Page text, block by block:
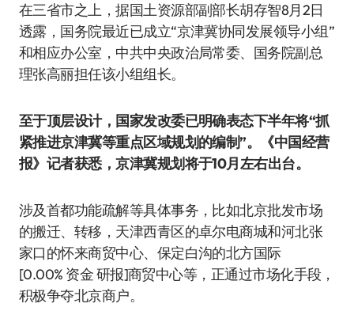
在三省市之上，据国土资源部副部长胡存智8月2日
透露，国务院最近已成立“京津冀协同发展领导小组”
和相应办公室，中共中央政治局常委、国务院副总
理张高丽担任该小组组长。
至于顶层设计，国家发改委已明确表态下半年将“抓
紧推进京津冀等重点区域规划的编制”。《中国经营
报》记者获悉，京津冀规划将于10月左右出台。
涉及首都功能疏解等具体事务，比如北京批发市场
的搬迁、转移，天津西青区的卓尔电商城和河北张
家口的怀来商贸中心、保定白沟的北方国际
[0.00% 资金 研报]商贸中心等，正通过市场化手段，
积极争夺北京商户。